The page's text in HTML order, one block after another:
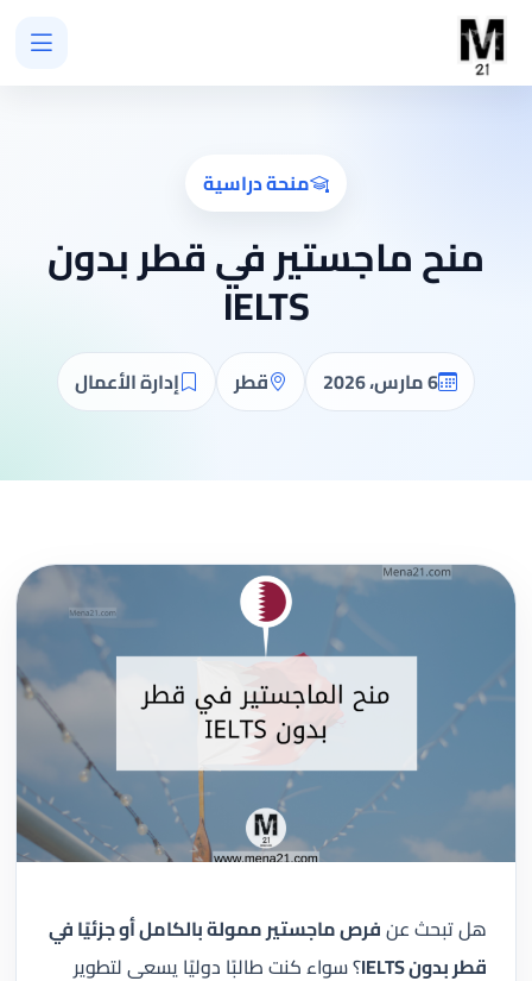
منحة دراسية
منح ماجستير في قطر بدون
IELTS
6 مارس، 2026 قطر إدارة الأعمال
هل تبحث عنفرص ماجستير ممولة بالكامل أو جزئيًا في
قطر بدون IELTS
؟ سواء كنت طالبًا دوليًا يسعى لتطوير